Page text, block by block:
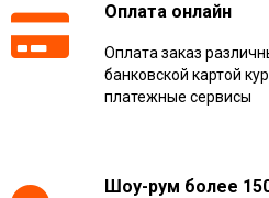
Оплата онлайн
Оплата заказ
банковской картой
платежные сервисы
Шоу-рум более